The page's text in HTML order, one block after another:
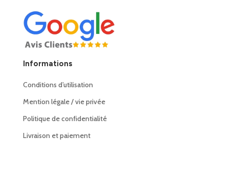
Informations
Conditions d’utilisation
Mention légale / vie privée
Politique de confidentialité
Livraison et paiement